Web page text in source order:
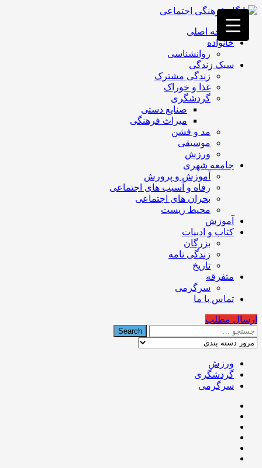
فصد
خون
غرب
تهران
خشکشویی
تصفیه
تهران
صفحه اصلی
خانواده
روانشناسی
سبک زندگی
زندگی مشترک
غذا و خوراک
گردشگری
صنایع دستی
میراث فرهنگی
مد و فشن
موسیقی
ورزش
جامعه شهری
آموزش و پرورش
رفاه و آسیب های اجتماعی
بحران های اجتماعی
محیط زیست
آموزش
کتاب و ادبیات
بزرگان
زندگی نامه
تاریخ
متفرقه
سرگرمی
تماس با ما
ارسال مطلب
ورزش
گردشگری
سرگرمی